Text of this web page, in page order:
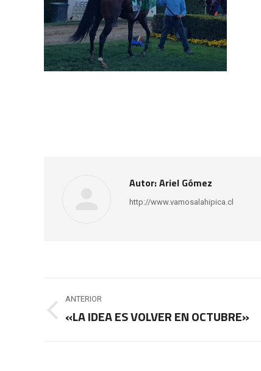
Autor:Ariel Gómez
http://www.vamosalahipica.cl
Navegación
entre
ANTERIOR
Publicación
«LA IDEA ES VOLVER EN OCTUBRE»